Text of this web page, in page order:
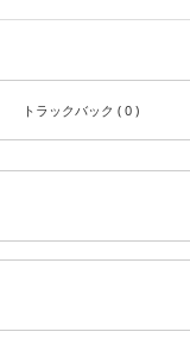
トラックバック ( 0 )